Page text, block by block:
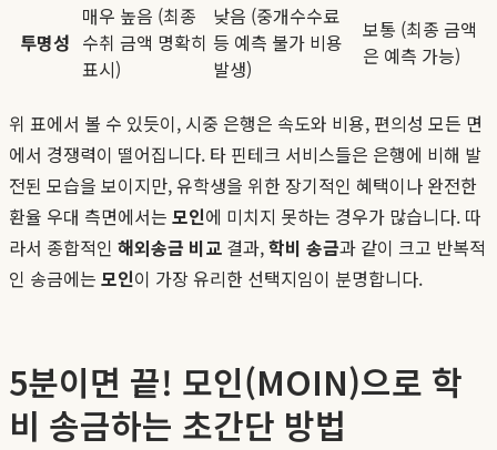
투명성
매우 높음 (최종
수취 금액 명확히
표시)
낮음 (중개수수료
등 예측 불가 비용
발생)
보통 (최종 금액
은 예측 가능)
위 표에서 볼 수 있듯이, 시중 은행은 속도와 비용, 편의성 모든 면
에서 경쟁력이 떨어집니다. 타 핀테크 서비스들은 은행에 비해 발
전된 모습을 보이지만, 유학생을 위한 장기적인 혜택이나 완전한
환율 우대 측면에서는 모인에 미치지 못하는 경우가 많습니다. 따
라서 종합적인 해외송금 비교 결과,학비 송금과 같이 크고 반복적
인 송금에는 모인이 가장 유리한 선택지임이 분명합니다.
5분이면 끝! 모인(MOIN)으로 학
비 송금하는 초간단 방법